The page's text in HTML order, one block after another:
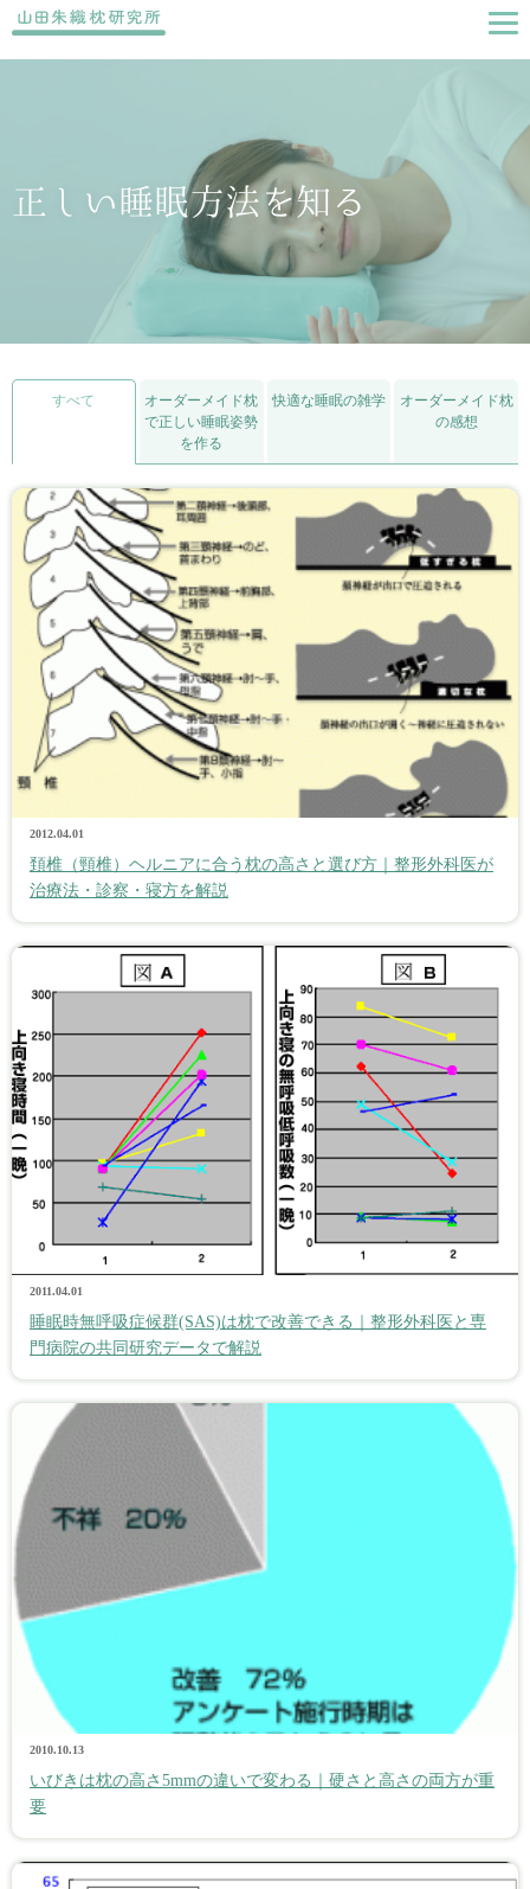
正しい睡眠方法を知る
すべて
オーダーメイド枕
で正しい睡眠姿勢
を作る
快適な睡眠の雑学
オーダーメイド枕
の感想
2012.04.01
頚椎（頸椎）ヘルニアに合う枕の高さと選び方｜整形外科医が
治療法・診察・寝方を解説
2011.04.01
睡眠時無呼吸症候群(SAS)は枕で改善できる｜整形外科医と専
門病院の共同研究データで解説
2010.10.13
いびきは枕の高さ5mmの違いで変わる｜硬さと高さの両方が重
要